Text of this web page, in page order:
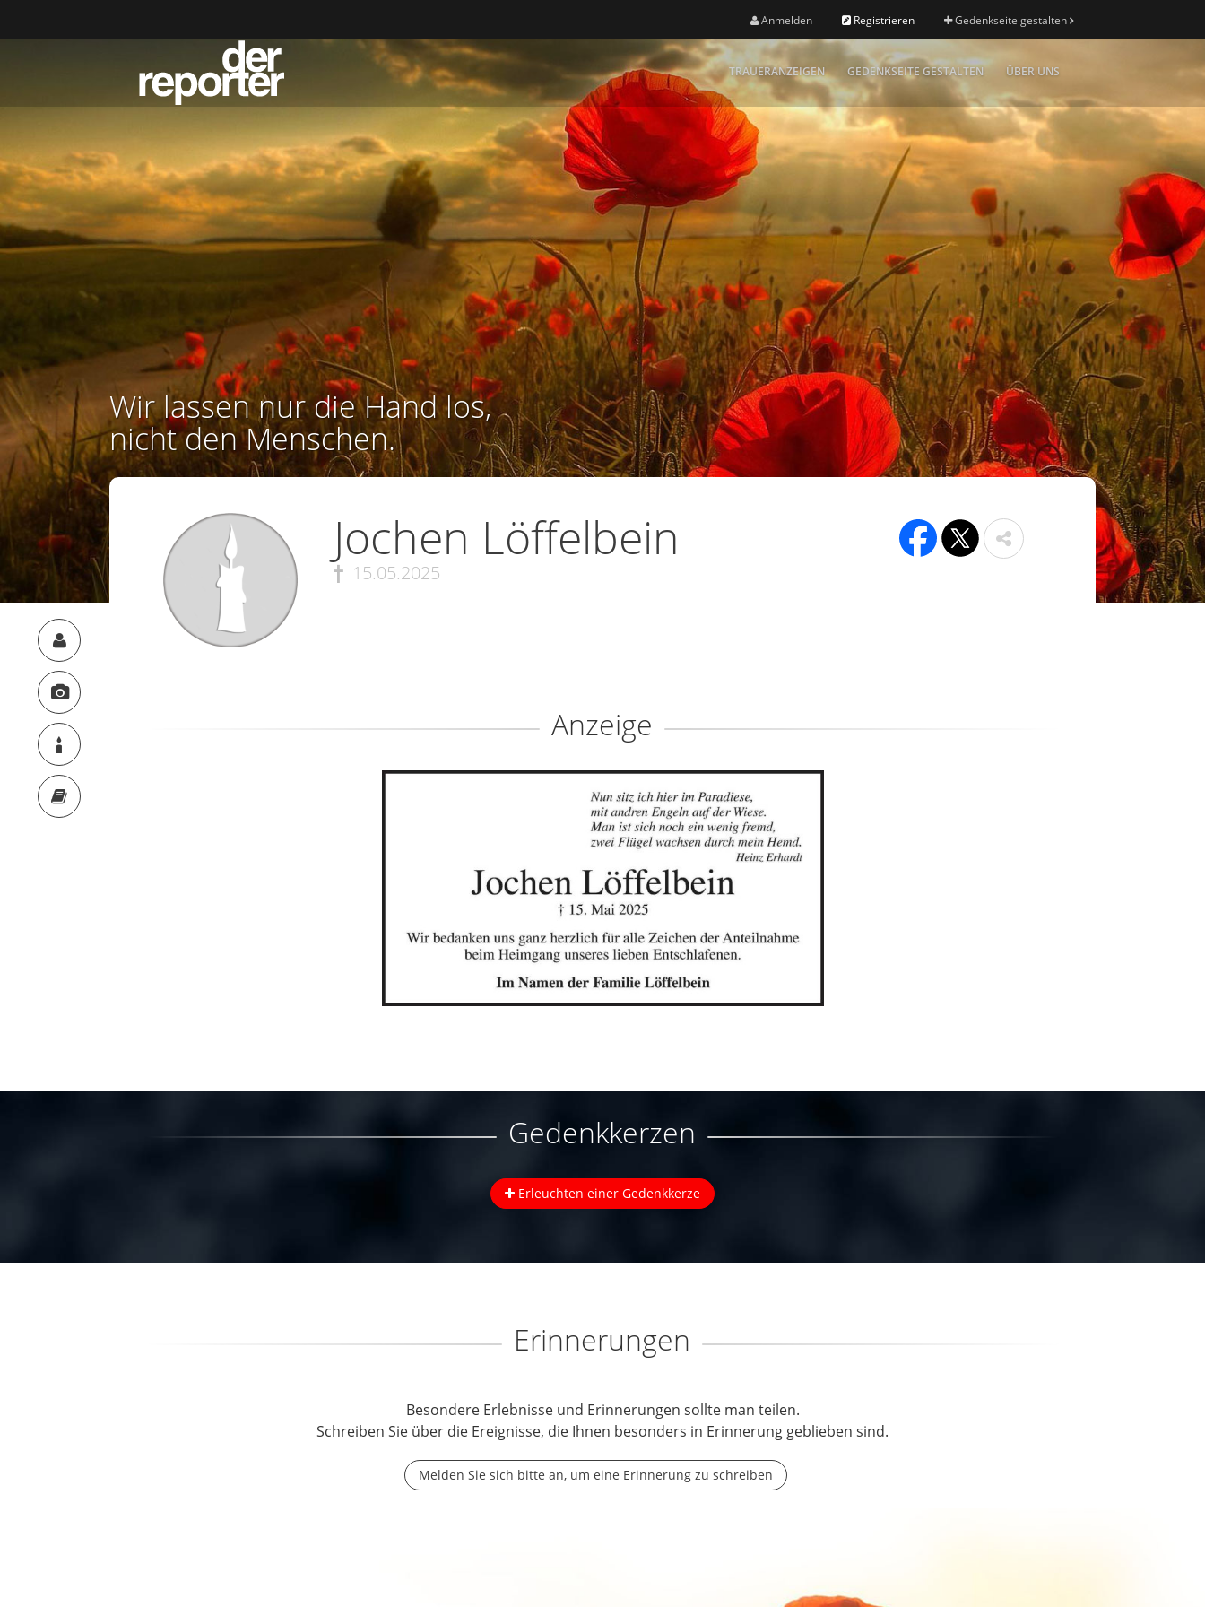
Anmelden Registrieren Gedenkseite gestalten
TRAUERANZEIGEN GEDENKSEITE GESTALTEN ÜBER UNS
Wir lassen nur die Hand los,
nicht den Menschen.
Jochen Löffelbein
15.05.2025
Anzeige
Gedenkkerzen
Erleuchten einer Gedenkkerze
Erinnerungen
Besondere Erlebnisse und Erinnerungen sollte man teilen.
Schreiben Sie über die Ereignisse, die Ihnen besonders in Erinnerung geblieben sind.
Melden Sie sich bitte an, um eine Erinnerung zu schreiben